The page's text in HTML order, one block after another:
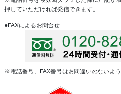
押していただければ発信できます。
●FAXによるお問合せ
※電話番号、FAX番号はお間違いのないよう